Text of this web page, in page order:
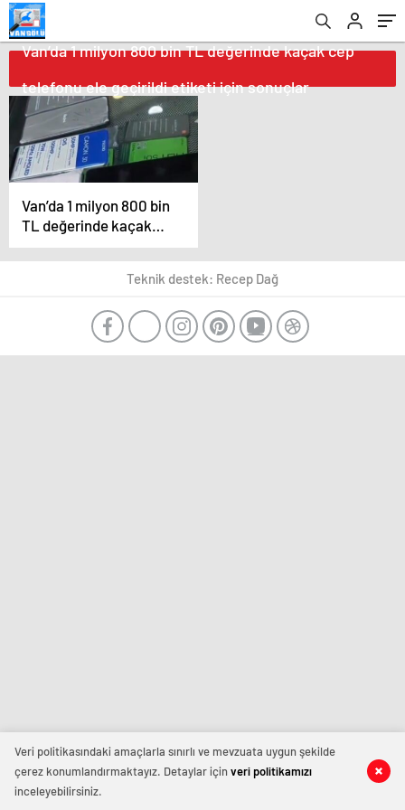
Van’da 1 milyon 800 bin TL değerinde kaçak cep
telefonu ele geçirildi etiketi için sonuçlar
Van’da 1 milyon 800 bin
TL değerinde kaçak
cep telefonu ele
geçirildi
Teknik destek: Recep Dağ
Veri politikasındaki amaçlarla sınırlı ve mevzuata uygun şekilde
çerez konumlandırmaktayız. Detaylar içinveri politikamızı
inceleyebilirsiniz.